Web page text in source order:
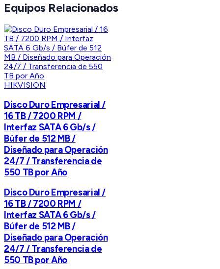
Equipos Relacionados
HIKVISION
Disco Duro Empresarial /
16 TB / 7200 RPM /
Interfaz SATA 6 Gb/s /
Búfer de 512 MB /
Diseñado para Operación
24/7 / Transferencia de
550 TB por Año
Disco Duro Empresarial /
16 TB / 7200 RPM /
Interfaz SATA 6 Gb/s /
Búfer de 512 MB /
Diseñado para Operación
24/7 / Transferencia de
550 TB por Año